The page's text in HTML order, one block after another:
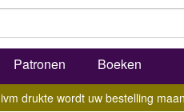
Patronen Boeken
ivm drukte wordt uw bestelling